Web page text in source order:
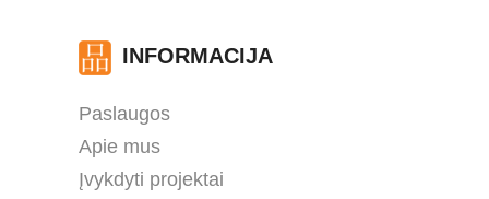
INFORMACIJA
Paslaugos
Apie mus
Įvykdyti projektai